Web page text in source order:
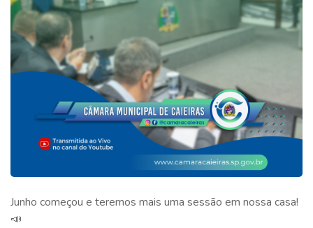
Junho começou e teremos mais uma sessão em nossa casa!
📣